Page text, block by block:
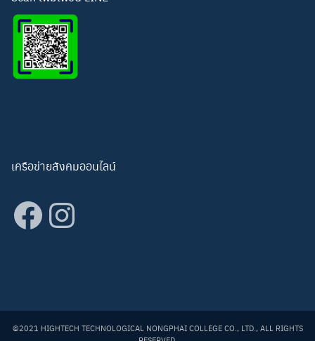
เครือข่ายสังคมออนไลน์
Facebook
Instagram
©2021 HIGHTECH TECHNOLOGICAL NONGPHAI COLLEGE CO., LTD., ALL RIGHTS